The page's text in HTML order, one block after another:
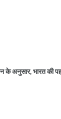
के अनुसार, भारत की